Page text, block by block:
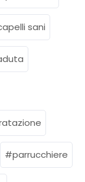
sani
parrucchiere